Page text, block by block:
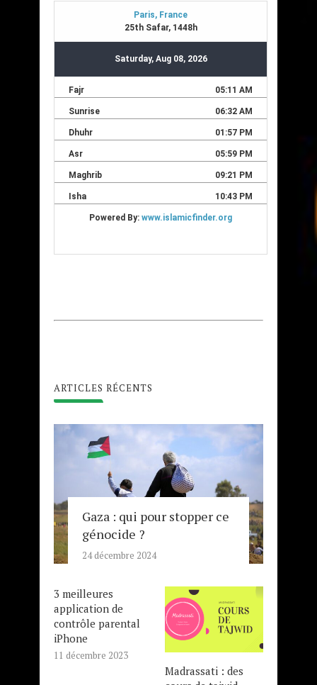
ARTICLES RÉCENTS
Gaza : qui pour stopper ce
génocide ?
24 décembre 2024
3 meilleures
application de
contrôle parental
iPhone
11 décembre 2023
Madrassati : des